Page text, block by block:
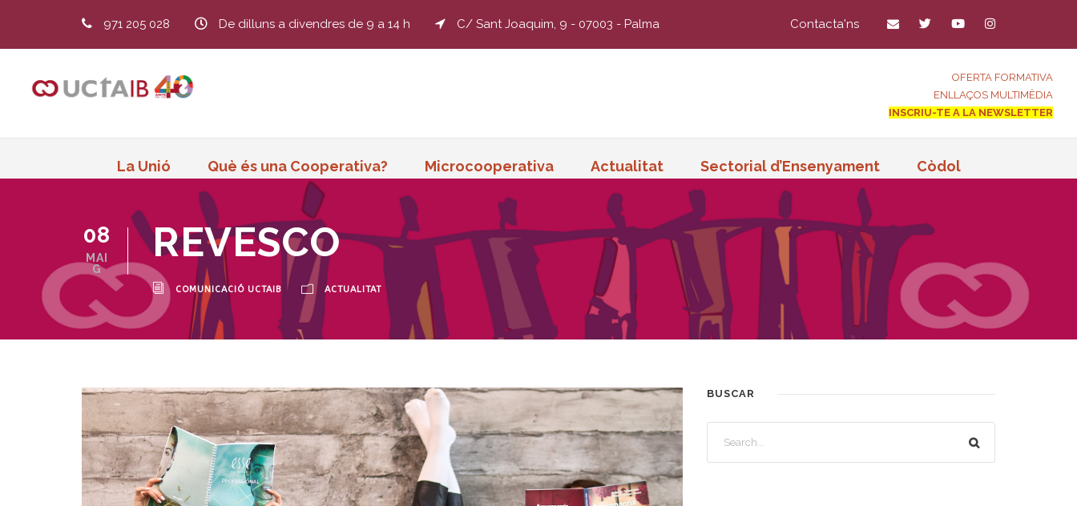
971 205 028 De dilluns a divendres de 9 a 14 h C/ Sant Joaquim, 9 - 07003 - Palma Contacta'ns
OFERTA FORMATIVA
ENLLAÇOS MULTIMÈDIA
INSCRIU-TE A LA NEWSLETTER
La Unió Què és una Cooperativa? Microcooperativa Actualitat Sectorial d’Ensenyament Còdol
08
MAI
G
REVESCO
COMUNICACIÓ UCTAIB ACTUALITAT
BUSCAR